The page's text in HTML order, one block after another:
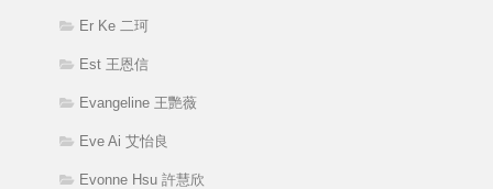
Er Ke 二珂
Est 王恩信
Evangeline 王艷薇
Eve Ai 艾怡良
Evonne Hsu 許慧欣